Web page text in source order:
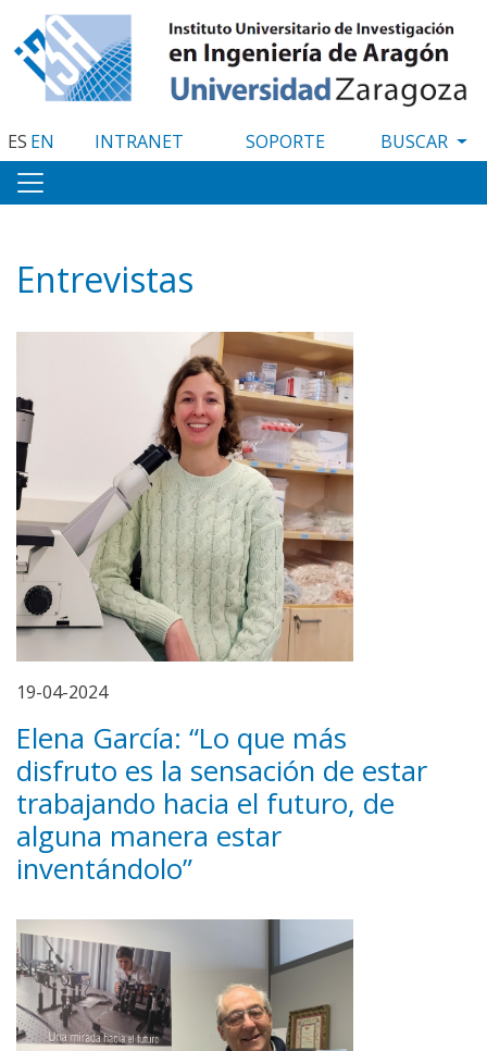
al
contenido
principal
ES EN INTRANET SOPORTE
Entrevistas
19-04-2024
Elena García: “Lo que más
disfruto es la sensación de estar
trabajando hacia el futuro, de
alguna manera estar
inventándolo”